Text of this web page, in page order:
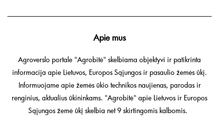
Apie mus
Agroverslo portale "Agrobitė" skelbiama objektyvi ir patikrinta
informacija apie Lietuvos, Europos Sąjungos ir pasaulio žemės ūkį.
Informuojame apie žemės ūkio technikos naujienas, parodas ir
renginius, aktualius ūkininkams. "Agrobitė" apie Lietuvos ir Europos
Sąjungos žemė ūkį skelbia net 9 skirtingomis kalbomis.